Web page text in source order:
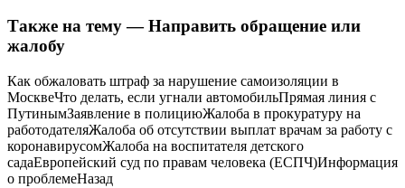
Также на тему — Направить обращение или
жалобу
Как обжаловать штраф за нарушение самоизоляции в
МосквеЧто делать, если угнали автомобильПрямая линия с
ПутинымЗаявление в полициюЖалоба в прокуратуру на
работодателяЖалоба об отсутствии выплат врачам за работу с
коронавирусомЖалоба на воспитателя детского
садаЕвропейский суд по правам человека (ЕСПЧ)Информация
о проблемеНазад